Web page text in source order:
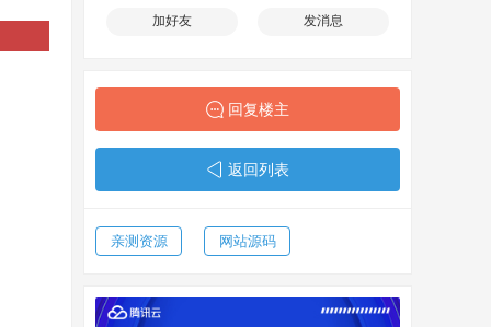
加好友 发消息
回复楼主
返回列表
亲测资源 网站源码